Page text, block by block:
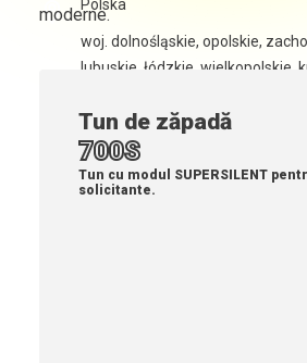
Polska
woj. dolnośląskie, opolskie,
lubuskie, łódzkie, wielkopolskie,
moderne.
Tun de zăpadă
700S
Tun cu modul SUPERSILENT
solicitante.